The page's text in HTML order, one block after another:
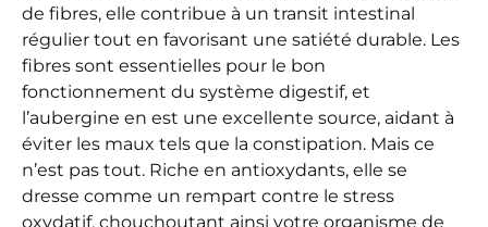
de fibres, elle contribue à un transit intestinal
régulier tout en favorisant une satiété durable. Les
fibres sont essentielles pour le bon
fonctionnement du système digestif, et
l’aubergine en est une excellente source, aidant à
éviter les maux tels que la constipation. Mais ce
n’est pas tout. Riche en antioxydants, elle se
dresse comme un rempart contre le stress
oxydatif, chouchoutant ainsi votre organisme de